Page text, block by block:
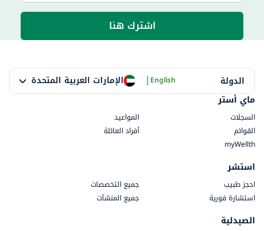
اشترك هنا
الدولة الإمارات العربية المتحدة |English
ماي أستر
السجلات
المواعيد
القوائم
أفراد العائلة
myWellth
استشر
احجز طبيب
جميع التخصصات
استشارة فورية
جميع المنشآت
الصيدلية